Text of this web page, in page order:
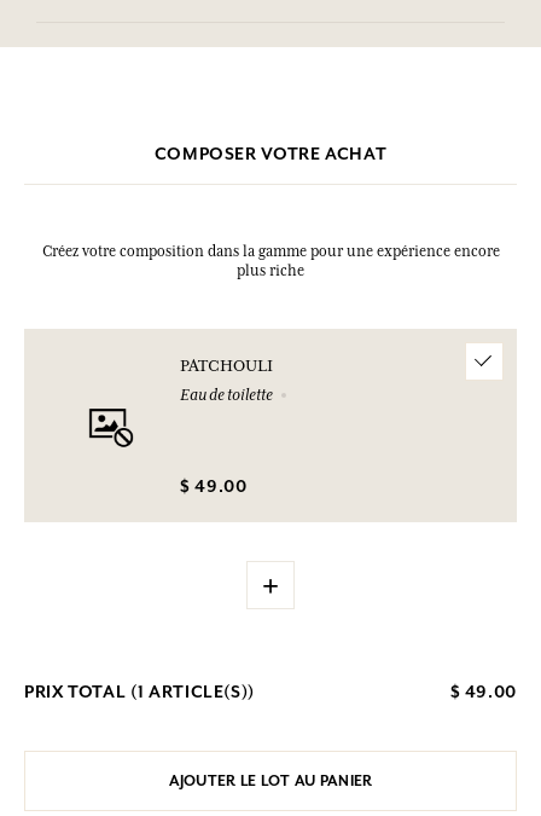
COMPOSER VOTRE ACHAT
Créez votre composition dans la gamme pour une expérience encore
plus riche
PATCHOULI
Eau de toilette
$ 49.00
+
PRIX TOTAL (1 ARTICLE(S)) $ 49.00
AJOUTER LE LOT AU PANIER